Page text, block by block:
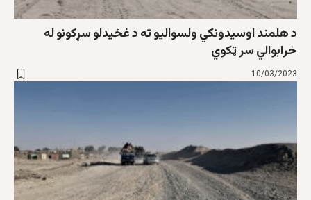
د هلمند اوسیدونکي ولسوالیو ته د غځیدلو سړکونو له
خرابوالي سر ټکوي
10/03/2023